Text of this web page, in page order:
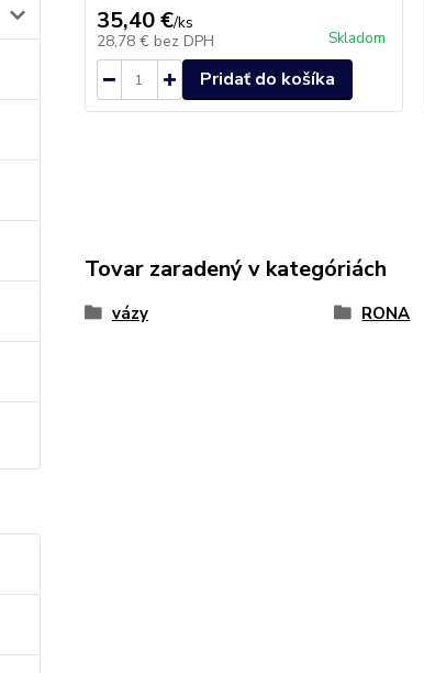
35,40 €/ks
28,78 € bez DPH Skladom
Pridať do košíka
Tovar zaradený v kategóriách
vázy RONA